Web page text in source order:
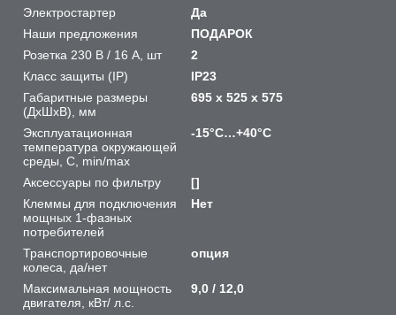
Электростартер
Да
Наши предложения
ПОДАРОК
Розетка 230 В / 16 А, шт
2
Класс защиты (IP)
IP23
Габаритные размеры
(ДхШхВ), мм
695 х 525 х 575
Эксплуатационная
температура окружающей
среды, С, min/max
-15°С…+40°С
Аксессуары по фильтру
[]
Клеммы для подключения
мощных 1-фазных
потребителей
Нет
Транспортировочные
колеса, да/нет
опция
Максимальная мощность
двигателя, кВт/ л.с.
9,0 / 12,0